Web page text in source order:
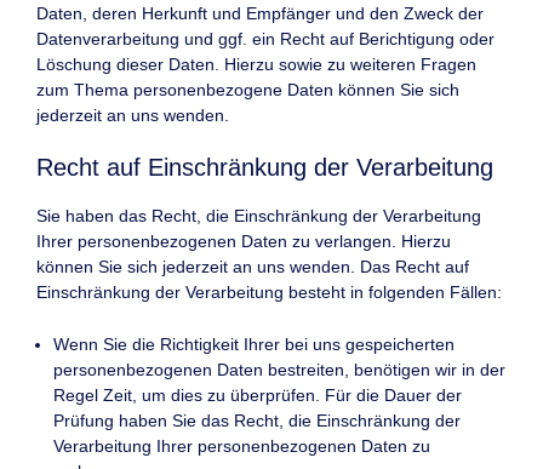
Daten, deren Herkunft und Empfänger und den Zweck der
Datenverarbeitung und ggf. ein Recht auf Berichtigung oder
Löschung dieser Daten. Hierzu sowie zu weiteren Fragen
zum Thema personenbezogene Daten können Sie sich
jederzeit an uns wenden.
Recht auf Einschränkung der Verarbeitung
Sie haben das Recht, die Einschränkung der Verarbeitung
Ihrer personenbezogenen Daten zu verlangen. Hierzu
können Sie sich jederzeit an uns wenden. Das Recht auf
Einschränkung der Verarbeitung besteht in folgenden Fällen:
Wenn Sie die Richtigkeit Ihrer bei uns gespeicherten
personenbezogenen Daten bestreiten, benötigen wir in der
Regel Zeit, um dies zu überprüfen. Für die Dauer der
Prüfung haben Sie das Recht, die Einschränkung der
Verarbeitung Ihrer personenbezogenen Daten zu